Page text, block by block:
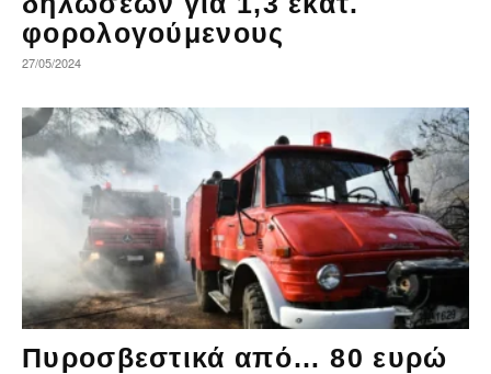
φορολογούμενους
27/05/2024
Πυροσβεστικά από… 80 ευρώ